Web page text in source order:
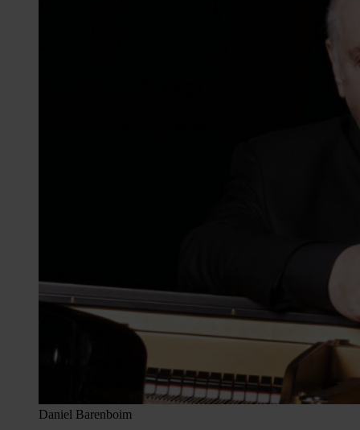
Daniel Barenboim